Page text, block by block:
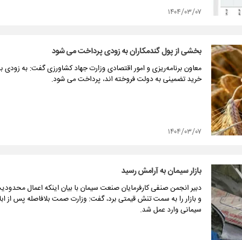
۱۴۰۴/۰۳/۰۷
بخشی از پول گندمکاران به زودی پرداخت می شود
معاون برنامه‌ریزی و امور اقتصادی وزارت جهاد کشاورزی گفت: به
خرید تضمینی به دولت فروخته اند، پرداخت می شود.
۱۴۰۴/۰۳/۰۷
بازار سیمان به آرامش رسید
سیمانی وارد عمل شد.